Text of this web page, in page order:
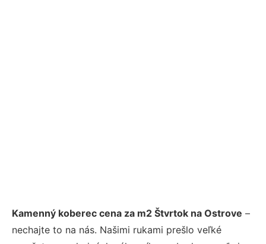
Kamenný koberec cena za m2 Štvrtok na Ostrove –
nechajte to na nás. Našimi rukami prešlo veľké